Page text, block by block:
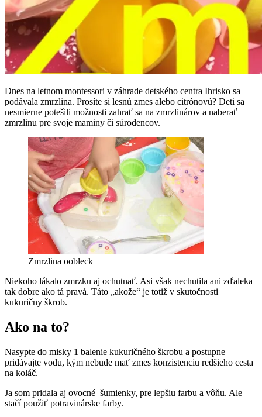
Dnes na letnom montessori v záhrade detského centra Ihrisko sa
podávala zmrzlina. Prosíte si lesnú zmes alebo citrónovú? Deti sa
nesmierne potešili možnosti zahrať sa na zmrzlinárov a naberať
zmrzlinu pre svoje maminy či súrodencov.
Zmrzlina oobleck
Niekoho lákalo zmrzku aj ochutnať. Asi však nechutila ani zďaleka
tak dobre ako tá pravá. Táto „akože“ je totiž v skutočnosti
kukuričny škrob.
Ako na to?
Nasypte do misky 1 balenie kukuričného škrobu a postupne
pridávajte vodu, kým nebude mať zmes konzistenciu redšieho cesta
na koláč.
Ja som pridala aj ovocné šumienky, pre lepšiu farbu a vôňu. Ale
stačí použiť potravinárske farby.